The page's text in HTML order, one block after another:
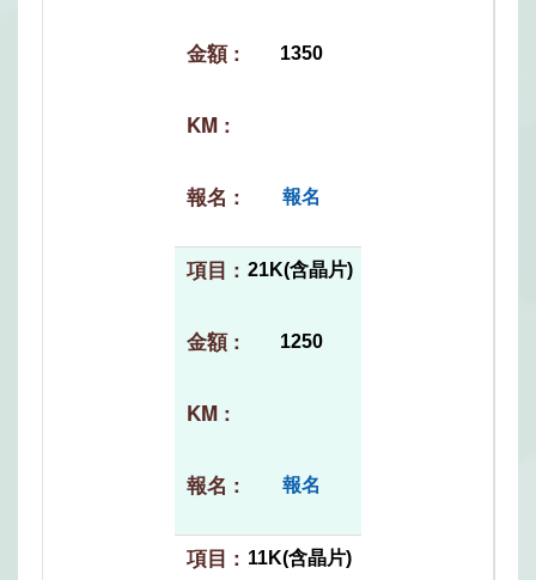
1350
報名
21K(含晶片)
1250
報名
11K(含晶片)